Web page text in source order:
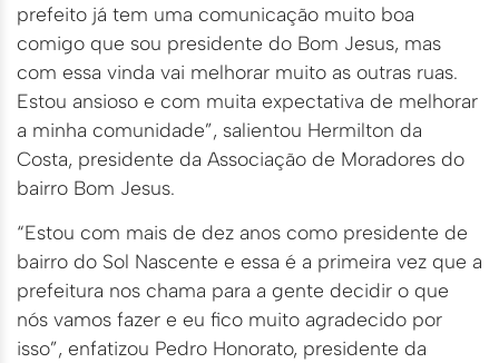
prefeito já tem uma comunicação muito boa
comigo que sou presidente do Bom Jesus, mas
com essa vinda vai melhorar muito as outras ruas.
Estou ansioso e com muita expectativa de melhorar
a minha comunidade”, salientou Hermilton da
Costa, presidente da Associação de Moradores do
bairro Bom Jesus.
“Estou com mais de dez anos como presidente de
bairro do Sol Nascente e essa é a primeira vez que a
prefeitura nos chama para a gente decidir o que
nós vamos fazer e eu fico muito agradecido por
isso”, enfatizou Pedro Honorato, presidente da